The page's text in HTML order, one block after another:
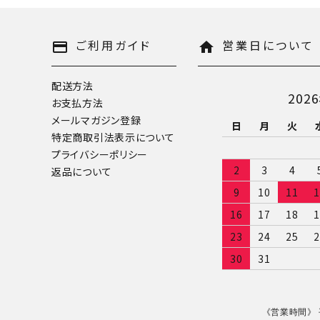
キーワード
カテゴリー
検索する
payment ご利用ガイド
配送方法
お支払方法
メールマガジン登録
特定商取引法表示について
プライバシーポリシー
返品について
home 営業日について
日 月 火
2 3 4
9
10 11
16
17 18
23
24 25
30
31
《営業時間